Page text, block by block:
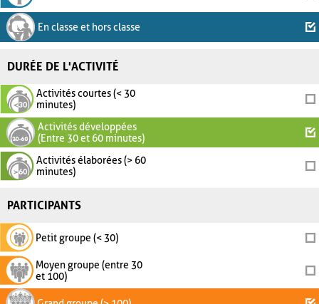
En classe et hors classe
DURÉE DE L'ACTIVITÉ
Activités courtes (< 30
minutes)
Activités développées
(Entre 30 et 60 minutes)
Activités élaborées (> 60
minutes)
PARTICIPANTS
Petit groupe (< 30)
Moyen groupe (entre 30
et 100)